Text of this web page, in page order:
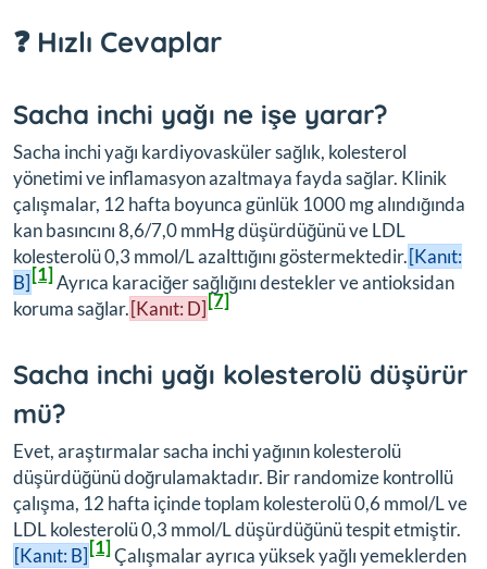
❓ Hızlı Cevaplar
Sacha inchi yağı ne işe yarar?
Sacha inchi yağı kardiyovasküler sağlık, kolesterol
yönetimi ve inflamasyon azaltmaya fayda sağlar. Klinik
çalışmalar, 12 hafta boyunca günlük 1000 mg alındığında
kan basıncını 8,6/7,0 mmHg düşürdüğünü ve LDL
kolesterolü 0,3 mmol/L azalttığını göstermektedir.[Kanıt:
B][1]Ayrıca karaciğer sağlığını destekler ve antioksidan
koruma sağlar.[Kanıt: D][7]
Sacha inchi yağı kolesterolü düşürür
mü?
Evet, araştırmalar sacha inchi yağının kolesterolü
düşürdüğünü doğrulamaktadır. Bir randomize kontrollü
çalışma, 12 hafta içinde toplam kolesterolü 0,6 mmol/L ve
LDL kolesterolü 0,3 mmol/L düşürdüğünü tespit etmiştir.
[Kanıt: B][1]Çalışmalar ayrıca yüksek yağlı yemeklerden